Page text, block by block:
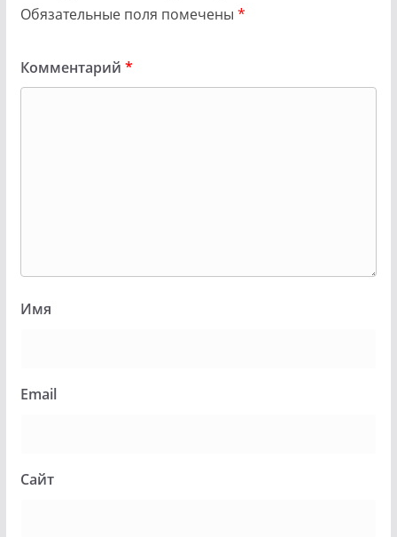
Обязательные поля помечены *
Комментарий *
Имя
Email
Сайт